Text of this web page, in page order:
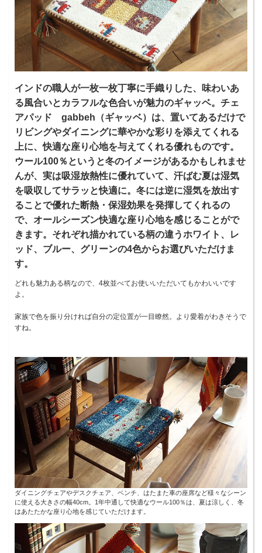
インドの職人が一枚一枚丁寧に手織りした、味わいあ
る風合いとカラフルな色合いが魅力のギャッベ。チェ
アパッド gabbeh（ギャッベ）は、置いてあるだけで
リビングやダイニングに華やかな彩りを添えてくれる
上に、快適な座り心地を与えてくれる優れものです。
ウール100％というと冬のイメージがあるかもしれませ
んが、実は吸湿放熱性に優れていて、汗ばむ夏は湿気
を吸収してサラッと快適に。冬には逆に湿気を放出す
ることで優れた断熱・保湿効果を発揮してくれるの
で、オールシーズン快適な座り心地を感じることがで
きます。それぞれ描かれている柄の違うホワイト、レ
ッド、ブルー、グリーンの4色からお選びいただけま
す。
どれも魅力ある柄なので、4枚並べてお使いいただいてもかわいいです
よ。
家族で色を振り分ければ自分の定位置が一目瞭然。より愛着がわきそうで
すね。
ダイニングチェアやデスクチェア、ベンチ、はたまた車の座席など様々なシーン
に使える大きさの幅40cm。1年中通して快適なウール100％は、夏は涼しく、冬
はあたたかな座り心地を感じていただけます。